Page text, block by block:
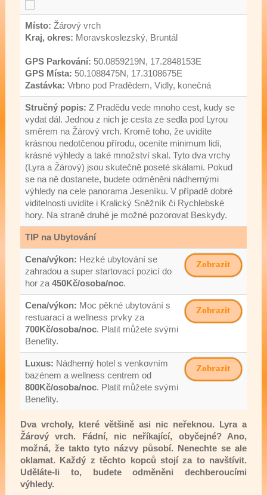
Místo: Žárový vrch
Kraj, okres: Moravskoslezský, Bruntál
GPS Parkování: 50.0859219N, 17.2848153E
GPS Místa: 50.1088475N, 17.3108675E
Zastávka: Vrbno pod Pradědem, Vidly, konečná
Stručný popis: Z Pradědu vede mnoho cest, kudy se
vydat dál. Jednou z nich je cesta ze sedla pod Lyrou
směrem na Žárový vrch. Kromě toho, že uvidíte
krásnou nedotčenou přírodu, oceníte minimum lidí,
krásné výhledy a také množství skal. Tyto dva vrchy
(Lyra a Žárový) jsou skutečně poseté skálami. Pokud
se na ně dostanete, budete odměněni nádhernými
výhledy na cele panorama Jeseníku. V případě dobré
viditelnosti uvidíte i Kralický Sněžník či Rychlebské
hory. Na straně druhé je možné pozorovat Beskydy.
TIP na Ubytování
Zobrazit
Cena/výkon: Hezké ubytování se
zahradou a super startovací pozicí do
hor za 450Kč/osoba/noc.
Zobrazit
Cena/výkon: Moc pěkné ubytování s
restuarací a wellness prvky za
700Kč/osoba/noc. Platit můžete svými
Benefity.
Zobrazit
Luxus: Nádherný hotel s venkovním
bazénem a wellness centrem od
800Kč/osoba/noc. Platit můžete svými
Benefity.
Dva vrcholy, které většině asi nic neřeknou. Lyra a
Žárový vrch. Fádní, nic neříkající, obyčejné? Ano,
možná, že takto tyto názvy působí. Nenechte se ale
oklamat. Každý z těchto kopců stojí za to navštívit.
Uděláte-li to, budete odměněni dechberoucími
výhledy.